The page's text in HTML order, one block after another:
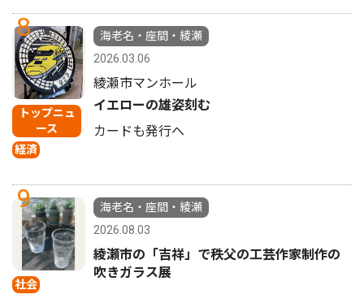
8
トップニュ
ース
経済
海老名・座間・綾瀬
2026.03.06
綾瀬市マンホール
イエローの雄姿刻む
カードも発行へ
9
社会
海老名・座間・綾瀬
2026.08.03
綾瀬市の「吉祥」で秩父の工芸作家制作の
吹きガラス展